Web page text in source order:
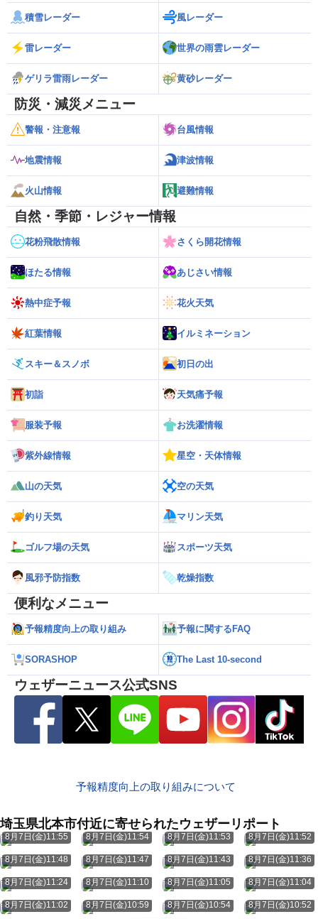
積雪レーダー 風レーダー
雷レーダー 世界の雨雲レーダー
ゲリラ雷雨レーダー 黄砂レーダー
防災・減災メニュー
警報・注意報 台風情報
地震情報 津波情報
火山情報 避難情報
自然・季節・レジャー情報
花粉飛散情報 さくら開花情報
ほたる情報 あじさい情報
熱中症予報 花火天気
紅葉情報 イルミネーション
スキー＆スノボ 初日の出
初詣 天気痛予報
服装予報 お洗濯情報
紫外線情報 星空・天体情報
山の天気 空の天気
釣り天気 マリン天気
ゴルフ場の天気 スポーツ天気
風邪予防指数 乾燥指数
便利なメニュー
予報精度向上の取り組み 予報に関するFAQ
SORASHOP The Last 10-second
ウェザーニュース公式SNS
予報精度向上の取り組みについて
埼玉県北本市付近に寄せられたウェザーリポート
8月7日(金)11:55 8月7日(金)11:54 8月7日(金)11:53 8月7日(金)11:52
8月7日(金)11:48 8月7日(金)11:47 8月7日(金)11:43 8月7日(金)11:36
8月7日(金)11:24 8月7日(金)11:10 8月7日(金)11:05 8月7日(金)11:04
8月7日(金)11:02 8月7日(金)10:59 8月7日(金)10:54 8月7日(金)10:52